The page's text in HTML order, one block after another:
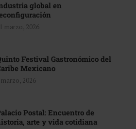
global en
marzo, 2026
Festival Gastronómico del
Mexicano
marzo, 2026
Postal: Encuentro de
arte y vida cotidiana